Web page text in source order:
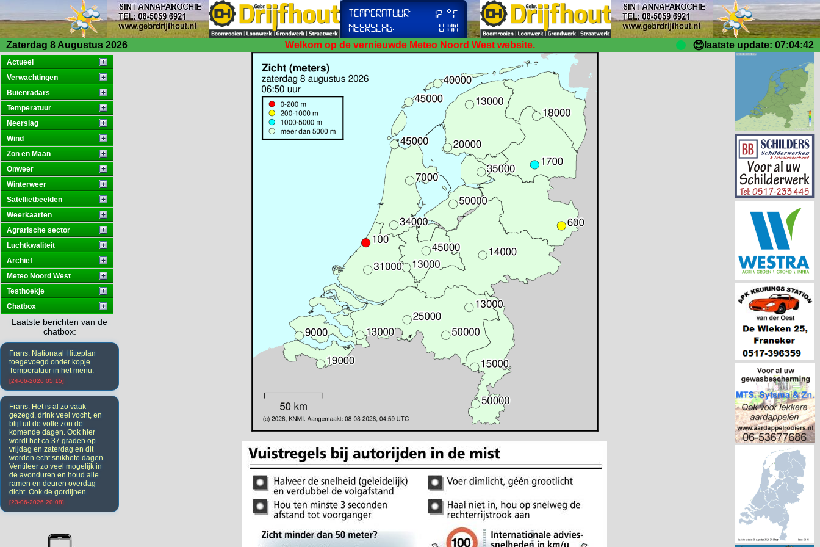
Zaterdag 8 Augustus 2026 Welkom op de vernieuwde Meteo Noord West website. 😊 laatste update: 07:04:42
Actueel
Verwachtingen
Buienradars
Temperatuur
Neerslag
Wind
Zon en Maan
Onweer
Winterweer
Satellietbeelden
Weerkaarten
Agrarische sector
Luchtkwaliteit
Archief
Meteo Noord West
Testhoekje
Chatbox
Laatste berichten van de
chatbox:
Frans: Nationaal Hitteplan
toegevoegd onder kopje
Temperatuur in het menu.
[24-06-2026 05:15]
Frans: Het is al zo vaak
gezegd, drink veel vocht, en
blijf uit de volle zon de
komende dagen. Ook hier
wordt het ca 37 graden op
vrijdag en zaterdag en dit
worden echt snikhete dagen.
Ventileer zo veel mogelijk in
de avonduren en houd alle
ramen en deuren overdag
dicht. Ook de gordijnen.
[23-06-2026 20:08]